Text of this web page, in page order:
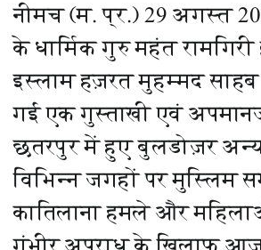
नीमच (म. प्र.) 29 अगस्त
के धार्मिक गुरु महंत रामगिरी
इस्लाम हज़रत मुहम्मद
गई एक गुस्ताखी एवं
छतरपुर में हुए बुलडोज़र
विभिन्न जगहों पर मुस्लिम
कातिलाना हमले और